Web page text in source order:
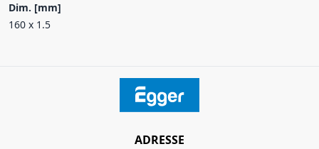
Dim. [mm]
160 x 1.5
ADRESSE